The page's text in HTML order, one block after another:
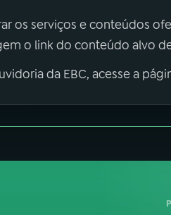
os serviços e conteúdos
o link do conteúdo alvo
da EBC, acesse a